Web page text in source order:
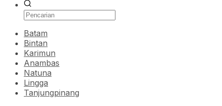
Batam
Bintan
Karimun
Anambas
Natuna
Lingga
Tanjungpinang